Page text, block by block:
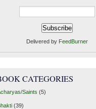
Delivered by FeedBurner
CATEGORIES
Saints (5)
(39)